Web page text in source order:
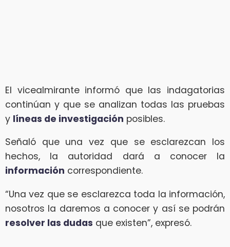
El vicealmirante informó que las indagatorias
continúan y que se analizan todas las pruebas
y líneas de investigación posibles.
Señaló que una vez que se esclarezcan los
hechos, la autoridad dará a conocer la
información correspondiente.
“Una vez que se esclarezca toda la información,
nosotros la daremos a conocer y así se podrán
resolver las dudas que existen”, expresó.